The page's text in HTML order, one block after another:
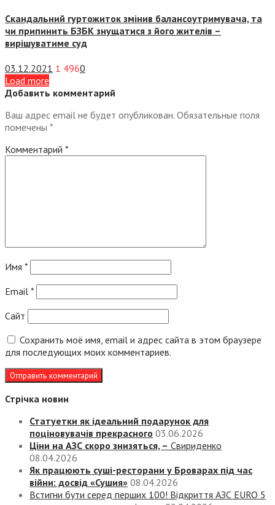
Скандальний гуртожиток змінив балансоутримувача, та
чи припинить БЗБК знущатися з його жителів –
вирішуватиме суд
03.12.2021 1 4960
Load more
Добавить комментарий
Ваш адрес email не будет опубликован. Обязательные поля
помечены *
Комментарий *
Имя *
Email *
Сайт
Сохранить моё имя, email и адрес сайта в этом браузере
для последующих моих комментариев.
Стрічка новин
Статуетки як ідеальний подарунок для
поціновувачів прекрасного 03.06.2026
Ціни на АЗС скоро знизяться, – Свириденко
08.04.2026
Як працюють суші-ресторани у Броварах під час
війни: досвід «Сушия» 08.04.2026
Встигни бути серед перших 100! Відкриття АЗС EURO 5